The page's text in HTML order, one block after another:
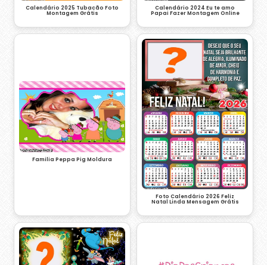
Calendário 2025 Tubacão Foto
Montagem Grátis
Calendário 2024 Eu te amo
Papai Fazer Montagem Online
Familia Peppa Pig Moldura
Foto Calendário 2026 Feliz
Natal Linda Mensagem Grátis